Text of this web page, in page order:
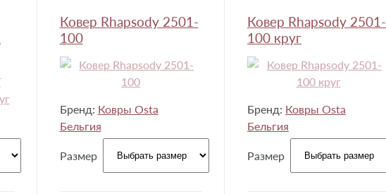
Ковер Rhapsody 2501-
100
Бренд: Ковры Osta
Бельгия
Размер
Ковер Rhapsody 2501-
100 круг
Бренд: Ковры Osta
Бельгия
Размер